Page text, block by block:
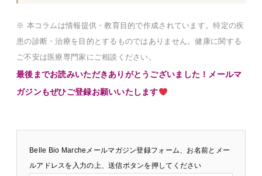
※ 本コラムは情報提供・教育目的で作成されています。特定の疾
患の診断・治療を目的とするものではありません。健康に関する
ご不安は医療専門家にご相談ください。
最後までお読みいただきありがとうございました！メールマ
ガジンもぜひご登録お願いいたします
Belle Bio Marcheメールマガジン登録フォーム、お名前とメー
ルアドレスを入力の上、送信ボタンを押してください